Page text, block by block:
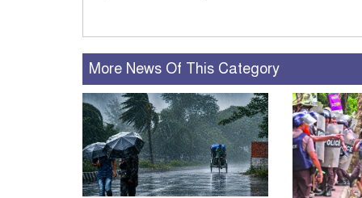
More News Of This Category